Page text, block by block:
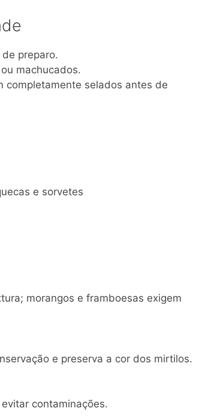
preparo.
machucados.
completamente selados antes de
e sorvetes
morangos e framboesas exigem
e preserva a cor dos mirtilos.
contaminações.